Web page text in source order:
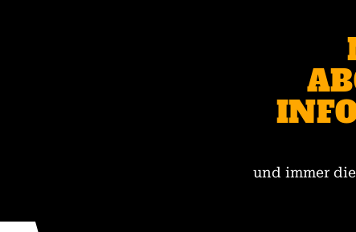
und immer